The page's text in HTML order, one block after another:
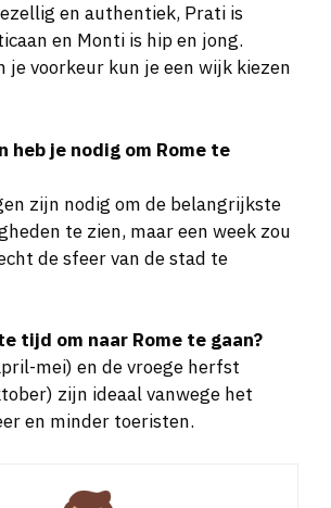
en authentiek, Prati is
en Monti is hip en jong.
je voorkeur kun je een wijk kiezen
heb je nodig om Rome te
zijn nodig om de belangrijkste
te zien, maar een week zou
de sfeer van de stad te
tijd om naar Rome te gaan?
mei) en de vroege herfst
zijn ideaal vanwege het
en minder toeristen.